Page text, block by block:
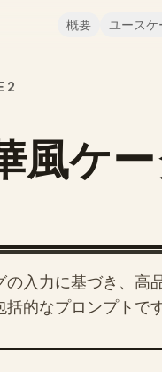
概要 ユースケ
2
風ケ
入力に基づき、高
的なプロンプトです